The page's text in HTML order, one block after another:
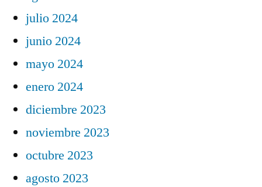
julio 2024
junio 2024
mayo 2024
enero 2024
diciembre 2023
noviembre 2023
octubre 2023
agosto 2023